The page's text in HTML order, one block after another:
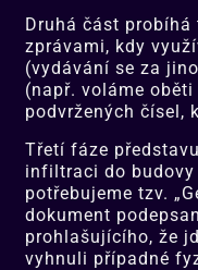
Druhá část
zprávami, kdy
(vydávání se za
(např. voláme
podvržených čísel,
Třetí fáze
infiltraci do
potřebujeme tzv.
dokument
prohlašujícího, že
vyhnuli případné